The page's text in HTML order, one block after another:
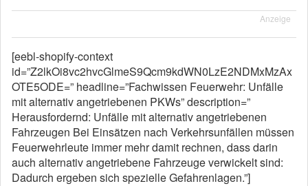
Anzeige
[eebl-shopify-context
id=”Z2lkOi8vc2hvcGlmeS9Qcm9kdWN0LzE2NDMxMzAx
OTE5ODE=” headline=”Fachwissen Feuerwehr: Unfälle
mit alternativ angetriebenen PKWs” description=”
Herausfordernd: Unfälle mit alternativ angetriebenen
Fahrzeugen Bei Einsätzen nach Verkehrsunfällen müssen
Feuerwehrleute immer mehr damit rechnen, dass darin
auch alternativ angetriebene Fahrzeuge verwickelt sind:
Dadurch ergeben sich spezielle Gefahrenlagen.”]